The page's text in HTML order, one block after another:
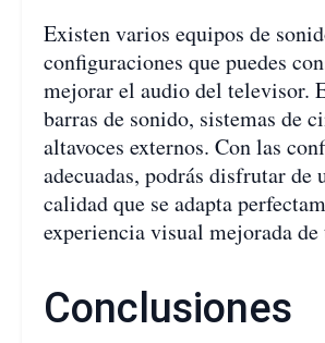
Existen varios equipos de
configuraciones que puedes
mejorar el audio del televisor.
barras de sonido, sistemas de
altavoces externos. Con las
adecuadas, podrás disfrutar de
calidad que se adapta
experiencia visual mejorada
Conclusiones